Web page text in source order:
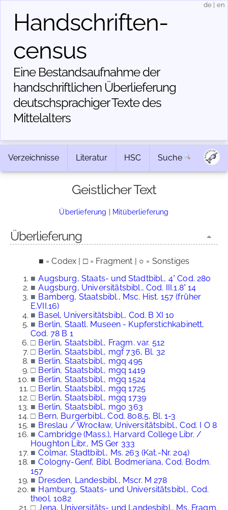
Handschriften­
census
Eine Bestandsaufnahme der
handschriftlichen Über­lieferung
deutschsprachiger Texte des
Mittelalters
de en
Verzeichnisse Literatur HSC Suche
Geistlicher Text
Überlieferung | Mitüberlieferung
Überlieferung
■ = Codex | □ = Fragment | ○ = Sonstiges
■ Augsburg, Staats- und Stadtbibl., 4° Cod. 280
■ Augsburg, Universitätsbibl., Cod. III.1.8° 14
■ Bamberg, Staatsbibl., Msc. Hist. 157 (früher
E.VII.16)
■ Basel, Universitätsbibl., Cod. B XI 10
■ Berlin, Staatl. Museen - Kupferstichkabinett,
Cod. 78 B 1
□ Berlin, Staatsbibl., Fragm. var. 512
□ Berlin, Staatsbibl., mgf 736, Bl. 32
■ Berlin, Staatsbibl., mgq 495
□ Berlin, Staatsbibl., mgq 1419
■ Berlin, Staatsbibl., mgq 1524
□ Berlin, Staatsbibl., mgq 1725
□ Berlin, Staatsbibl., mgq 1739
■ Berlin, Staatsbibl., mgo 363
□ Bern, Burgerbibl., Cod. 808,5, Bl. 1-3
■ Breslau / Wrocław, Universitätsbibl., Cod. I O 8
■ Cambridge (Mass.), Harvard College Libr. /
Houghton Libr., MS Ger 333
■ Colmar, Stadtbibl., Ms. 263 (Kat.-Nr. 204)
■ Cologny-Genf, Bibl. Bodmeriana, Cod. Bodm.
157
■ Dresden, Landesbibl., Mscr. M 278
■ Hamburg, Staats- und Universitätsbibl., Cod.
theol. 1082
□ Jena, Universitäts- und Landesbibl., Ms. Fragm.